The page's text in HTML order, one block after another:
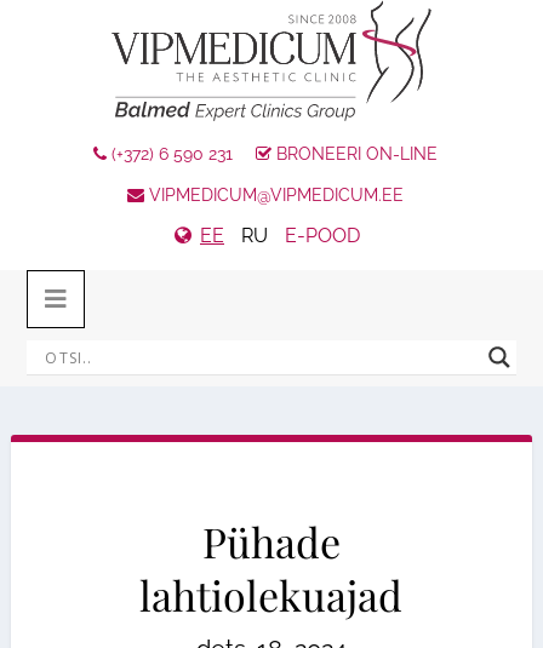
(+372) 6 590 231 BRONEERI ON-LINE
VIPMEDICUM@VIPMEDICUM.EE
EE RU E-POOD
Pühade
lahtiolekuajad